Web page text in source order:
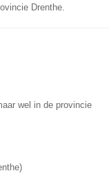
Drenthe.
wel in de provincie
)